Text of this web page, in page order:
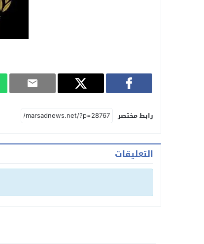
رابط مختصر
التعليقات